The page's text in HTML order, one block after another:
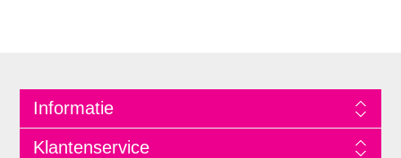
Informatie
Klantenservice